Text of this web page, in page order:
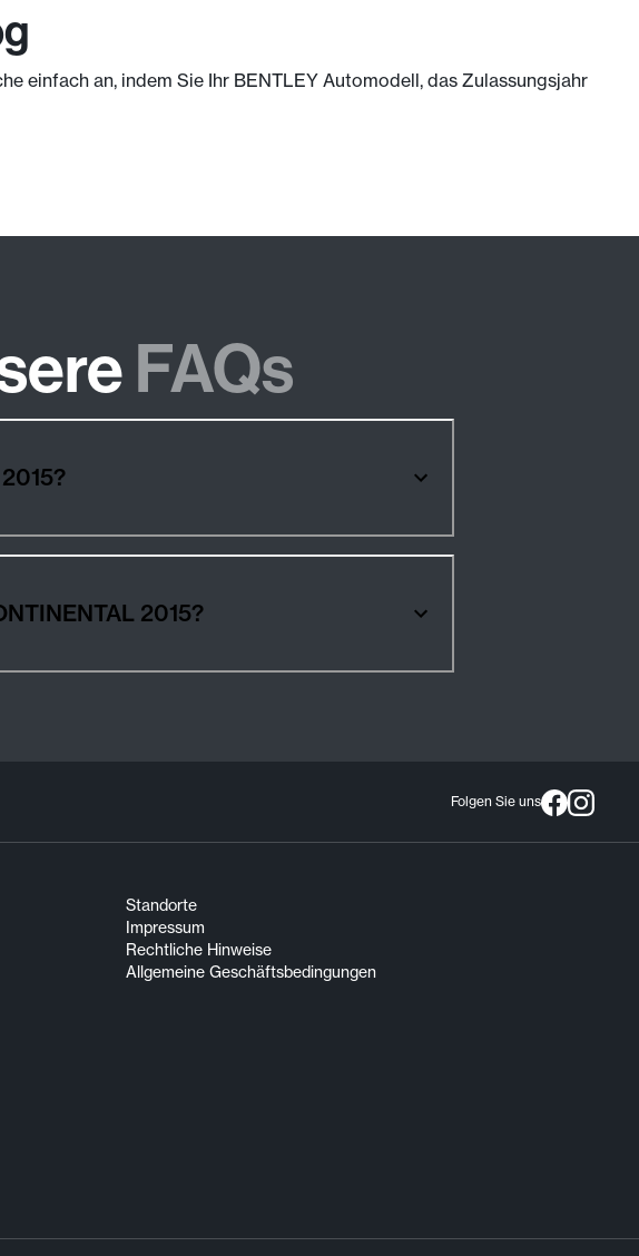
einfach an, indem Sie Ihr BENTLEY Automodell, das Zulassungsjahr
FAQs
2015?
Folgen Sie uns
Standorte
Impressum
Rechtliche Hinweise
Allgemeine Geschäftsbedingungen